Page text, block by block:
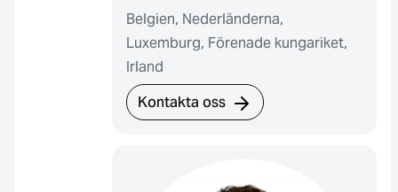
Belgien, Nederländerna,
Luxemburg, Förenade kungariket,
Irland
Kontakta oss